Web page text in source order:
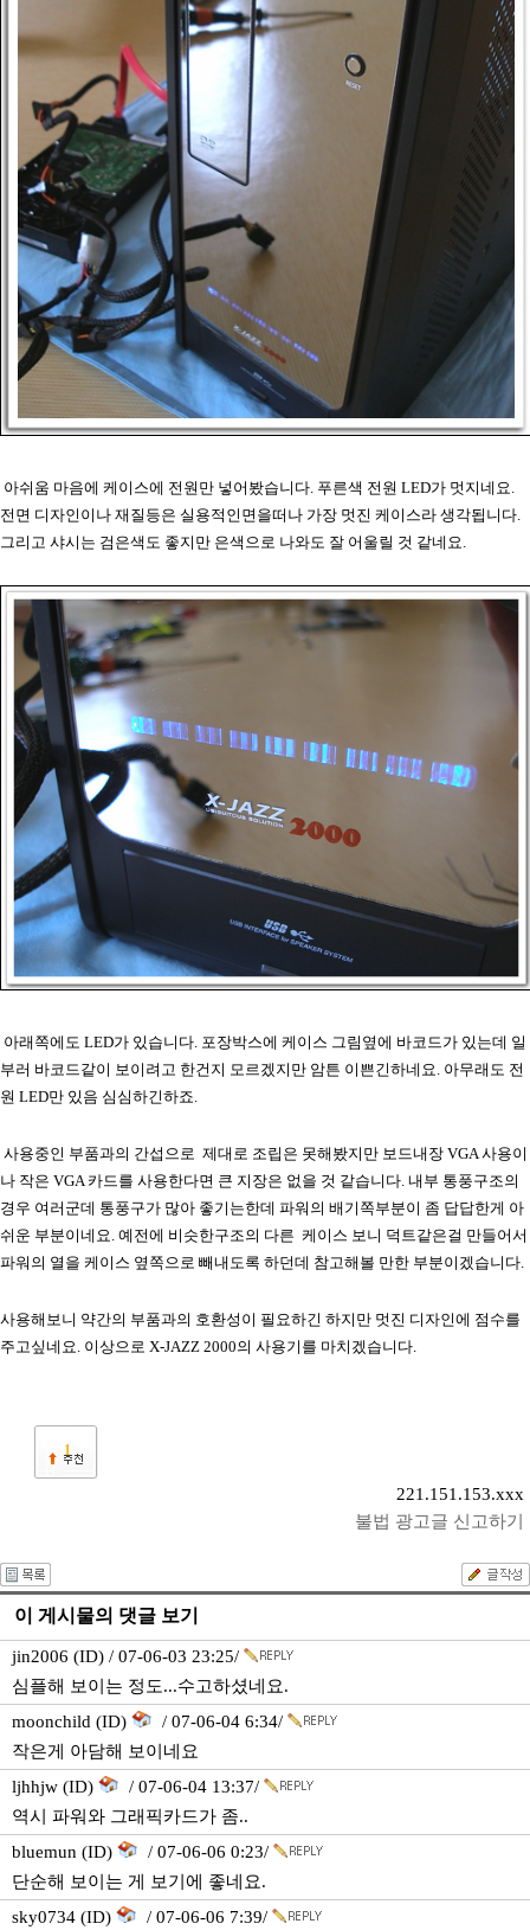
아쉬움 마음에 케이스에 전원만 넣어봤습니다. 푸른색 전원 LED가 멋지네요.
전면 디자인이나 재질등은 실용적인면을떠나 가장 멋진 케이스라 생각됩니다.
그리고 샤시는 검은색도 좋지만 은색으로 나와도 잘 어울릴 것 같네요.
아래쪽에도 LED가 있습니다. 포장박스에 케이스 그림옆에 바코드가 있는데 일
부러 바코드같이 보이려고 한건지 모르겠지만 암튼 이쁜긴하네요. 아무래도 전
원 LED만 있음 심심하긴하죠.
사용중인 부품과의 간섭으로 제대로 조립은 못해봤지만 보드내장 VGA 사용이
나 작은 VGA 카드를 사용한다면 큰 지장은 없을 것 같습니다. 내부 통풍구조의
경우 여러군데 통풍구가 많아 좋기는한데 파워의 배기쪽부분이 좀 답답한게 아
쉬운 부분이네요. 예전에 비슷한구조의 다른 케이스 보니 덕트같은걸 만들어서
파워의 열을 케이스 옆쪽으로 빼내도록 하던데 참고해볼 만한 부분이겠습니다.
사용해보니 약간의 부품과의 호환성이 필요하긴 하지만 멋진 디자인에 점수를
주고싶네요. 이상으로 X-JAZZ 2000의 사용기를 마치겠습니다.
1
221.151.153.xxx
불법 광고글 신고하기
이 게시물의 댓글 보기
jin2006 (ID) / 07-06-03 23:25/
심플해 보이는 정도...수고하셨네요.
moonchild (ID)
/ 07-06-04 6:34/
작은게 아담해 보이네요
ljhhjw (ID)
/ 07-06-04 13:37/
역시 파워와 그래픽카드가 좀..
bluemun (ID)
/ 07-06-06 0:23/
단순해 보이는 게 보기에 좋네요.
sky0734 (ID)
/ 07-06-06 7:39/